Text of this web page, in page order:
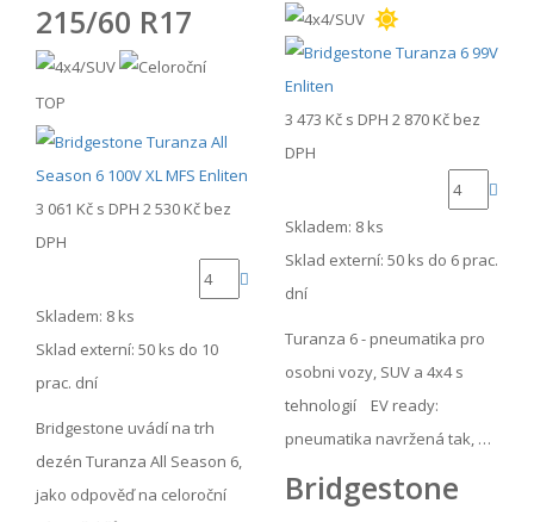
215/60 R17
TOP
3 061 Kč s DPH 2 530 Kč bez
DPH
Skladem: 8 ks
Sklad externí: 50 ks do 10
prac. dní
Bridgestone uvádí na trh
dezén Turanza All Season 6,
jako odpověď na celoroční
3 473 Kč s DPH 2 870 Kč bez
DPH
Skladem: 8 ks
Sklad externí: 50 ks do 6 prac.
dní
Turanza 6 - pneumatika pro
osobni vozy, SUV a 4x4 s
tehnologií EV ready:
pneumatika navržená tak, …
Bridgestone